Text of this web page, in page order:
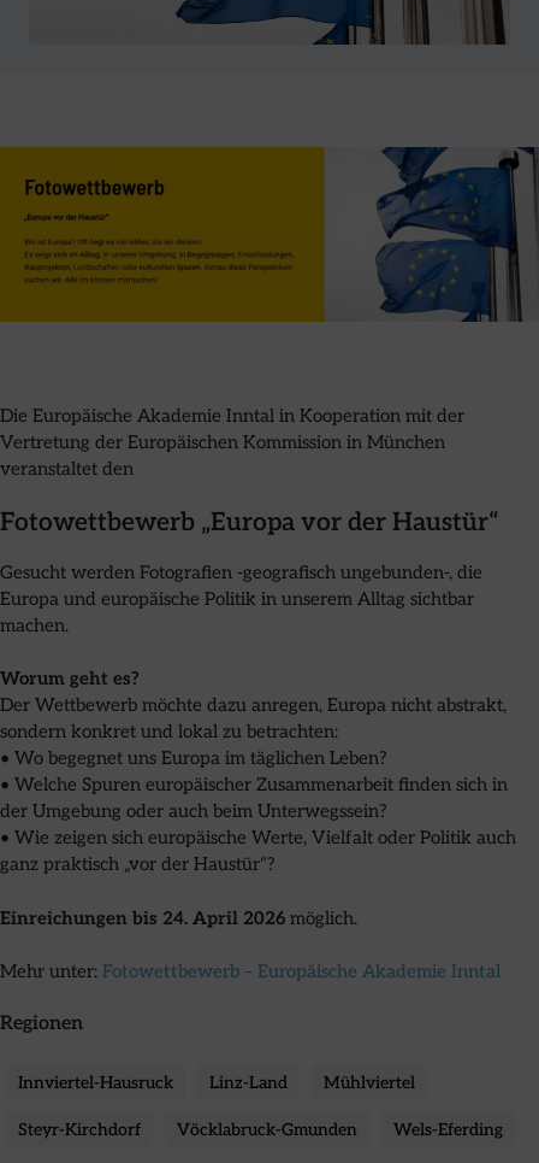
Die Europäische Akademie Inntal in Kooperation mit der
Vertretung der Europäischen Kommission in München
veranstaltet den
Fotowettbewerb „Europa vor der Haustür“
Gesucht werden Fotografien -geografisch ungebunden-, die
Europa und europäische Politik in unserem Alltag sichtbar
machen.
Worum geht es?
Der Wettbewerb möchte dazu anregen, Europa nicht abstrakt,
sondern konkret und lokal zu betrachten:
• Wo begegnet uns Europa im täglichen Leben?
• Welche Spuren europäischer Zusammenarbeit finden sich in
der Umgebung oder auch beim Unterwegssein?
• Wie zeigen sich europäische Werte, Vielfalt oder Politik auch
ganz praktisch „vor der Haustür“?
Einreichungen bis 24. April 2026 möglich.
Mehr unter: Fotowettbewerb – Europäische Akademie Inntal
Regionen
Innviertel-Hausruck Linz-Land Mühlviertel
Steyr-Kirchdorf Vöcklabruck-Gmunden Wels-Eferding